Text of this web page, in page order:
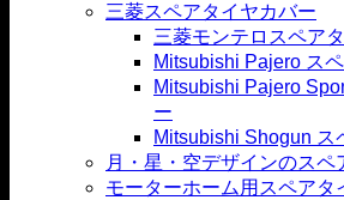
三菱スペアタイヤカバー
三菱モンテロスペア
Mitsubishi Pajero ス
Mitsubishi Pajero
ー
Mitsubishi Shogun ス
月・星・空デザインのスペ
モーターホーム用スペアタ